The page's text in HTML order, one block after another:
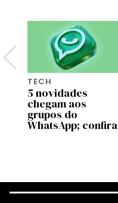
TECH
5 novidades
chegam aos
grupos do
WhatsApp; confira